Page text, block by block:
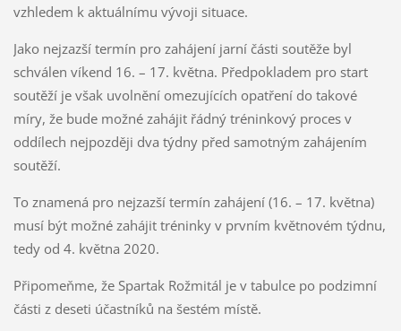
vzhledem k aktuálnímu vývoji situace.
Jako nejzazší termín pro zahájení jarní části soutěže byl
schválen víkend 16. – 17. května. Předpokladem pro start
soutěží je však uvolnění omezujících opatření do takové
míry, že bude možné zahájit řádný tréninkový proces v
oddílech nejpozději dva týdny před samotným zahájením
soutěží.
To znamená pro nejzazší termín zahájení (16. – 17. května)
musí být možné zahájit tréninky v prvním květnovém týdnu,
tedy od 4. května 2020.
Připomeňme, že Spartak Rožmitál je v tabulce po podzimní
části z deseti účastníků na šestém místě.